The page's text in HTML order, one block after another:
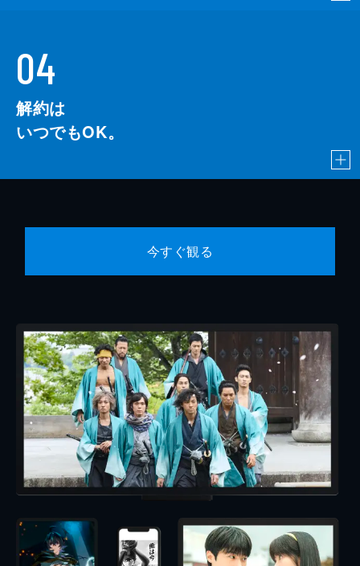
04
解約は
いつでもOK。
今すぐ観る